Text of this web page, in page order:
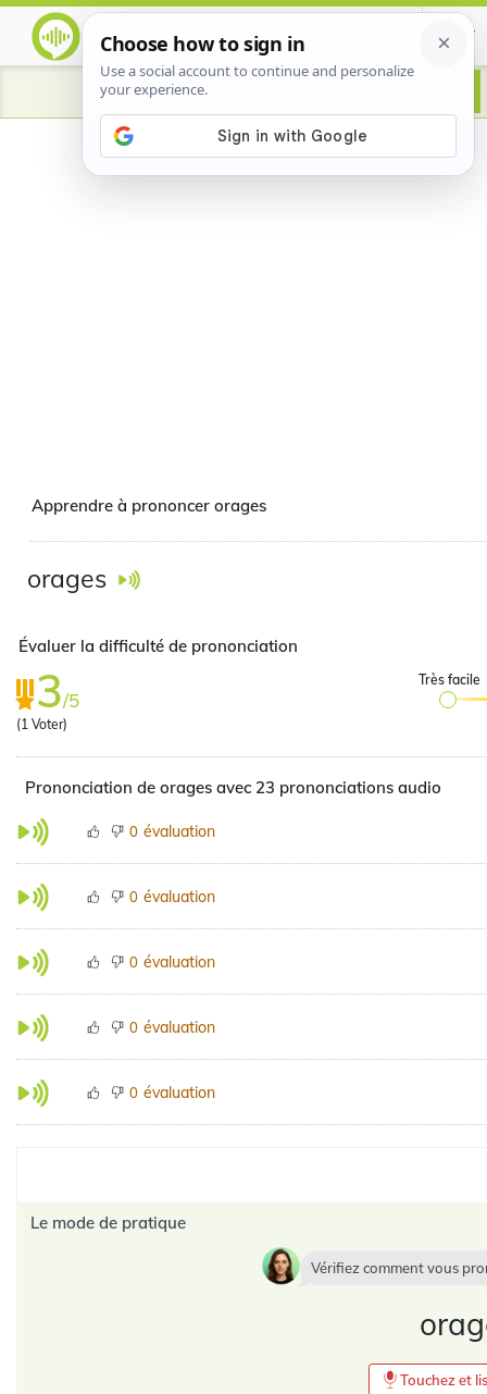
Advertisement
Apprendre à prononcer orages
orages
Évaluer la difficulté de prononciation
3/5
(1 Voter)
Très facile
Prononciation de orages avec 23 prononciations audio
0 évaluation
0 évaluation
0 évaluation
0 évaluation
0 évaluation
Le mode de pratique
Vérifiez comment vous
Touchez et